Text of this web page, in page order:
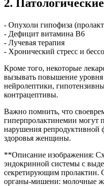
2.
- Опухоли гипофиза
- Дефицит витамина В6
- Лучевая терапия
- Хронический стресс и
Кроме того, некоторые
вызывать повышение
нейролептики,
контрацептивы.
Важно помнить, что
гиперпролактинемии могут
нарушения репродуктивной
здоровья женщины.
**Описание изображения:
эндокринной системы с
секретирующим пролактин.
органы-мишени: молочные